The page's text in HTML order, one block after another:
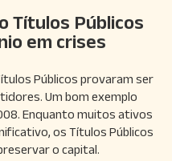
Títulos Públicos
em crises
Públicos provaram ser
Um bom exemplo
Enquanto muitos ativos
os Títulos Públicos
o capital.